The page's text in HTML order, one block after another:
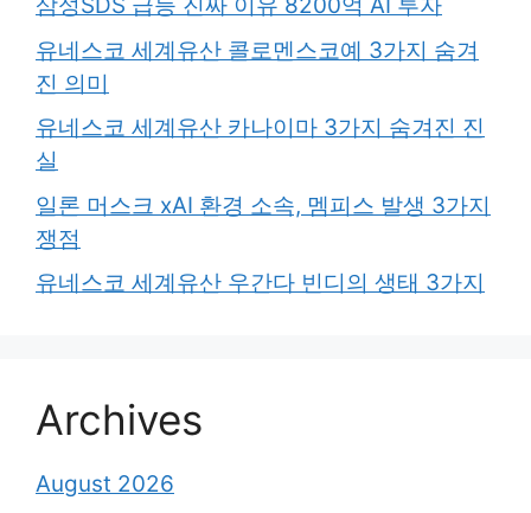
유네스코 세계유산 콜로멘스코예 3가지 숨겨
진 의미
유네스코 세계유산 카나이마 3가지 숨겨진 진
실
일론 머스크 xAI 환경 소속, 멤피스 발생 3가지
쟁점
유네스코 세계유산 우간다 빈디의 생태 3가지
Archives
August 2026